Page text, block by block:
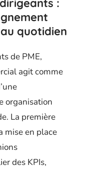
:
quotidien
de PME,
agit comme
organisation
La première
mise en place
des KPIs,